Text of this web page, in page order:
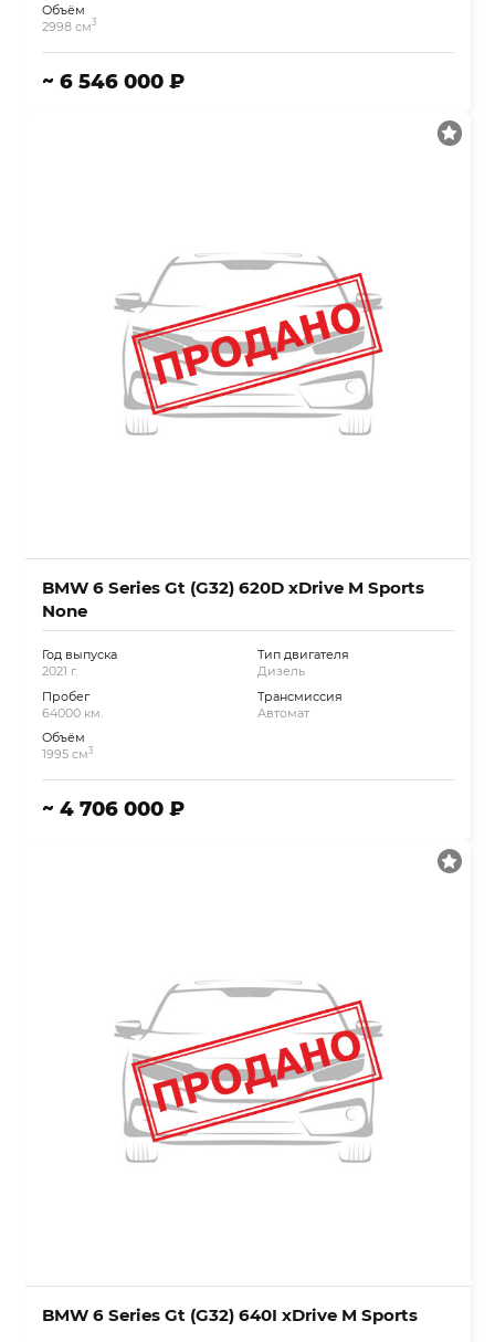
Объём
2998 см3
~ 6 546 000 ₽
BMW 6 Series Gt (G32) 620D xDrive M Sports
None
Год выпуска
2021 г.
Пробег
64000 км.
Объём
1995 см3
Тип двигателя
Дизель
Трансмиссия
Автомат
~ 4 706 000 ₽
BMW 6 Series Gt (G32) 640I xDrive M Sports